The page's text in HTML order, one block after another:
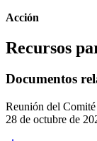
Acción
Recursos
Documentos
Reunión del
28 de octubre de